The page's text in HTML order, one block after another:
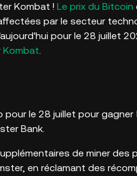
Kombat ! Le prix du Bitcoin
par le secteur
pour le 28 juillet
Kombat.
pour le 28 juillet pour
Bank.
de miner
en réclamant des